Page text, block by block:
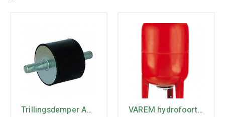
Trillingsdemper A50/40 VAREM hydrofoortank dia 55